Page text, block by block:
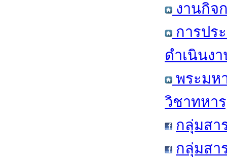
งานกิจ
การปร
ดำเนินง
พระมห
วิชาทหา
กลุ่มสา
กลุ่มสา